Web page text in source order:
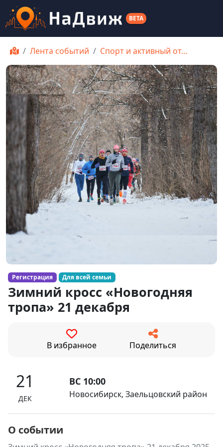
BETA
Лента событий Спорт и активный от…
Регистрация Для всей семьи
Зимний кросс «Новогодняя
тропа» 21 декабря
В избранное Поделиться
21
ДЕК
ВС 10:00
Новосибирск, Заельцовский район
О событии